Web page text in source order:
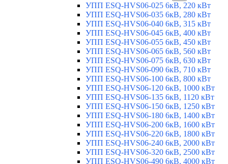
УПП ESQ-HVS06-025 6кВ, 220 кВт
УПП ESQ-HVS06-035 6кВ, 280 кВт
УПП ESQ-HVS06-040 6кВ, 315 кВт
УПП ESQ-HVS06-045 6кВ, 400 кВт
УПП ESQ-HVS06-055 6кВ, 450 кВт
УПП ESQ-HVS06-065 6кВ, 560 кВт
УПП ESQ-HVS06-075 6кВ, 630 кВт
УПП ESQ-HVS06-090 6кВ, 710 кВт
УПП ESQ-HVS06-100 6кВ, 800 кВт
УПП ESQ-HVS06-120 6кВ, 1000 кВт
УПП ESQ-HVS06-135 6кВ, 1120 кВт
УПП ESQ-HVS06-150 6кВ, 1250 кВт
УПП ESQ-HVS06-180 6кВ, 1400 кВт
УПП ESQ-HVS06-200 6кВ, 1600 кВт
УПП ESQ-HVS06-220 6кВ, 1800 кВт
УПП ESQ-HVS06-240 6кВ, 2000 кВт
УПП ESQ-HVS06-320 6кВ, 2500 кВт
УПП ESQ-HVS06-490 6кВ, 4000 кВт